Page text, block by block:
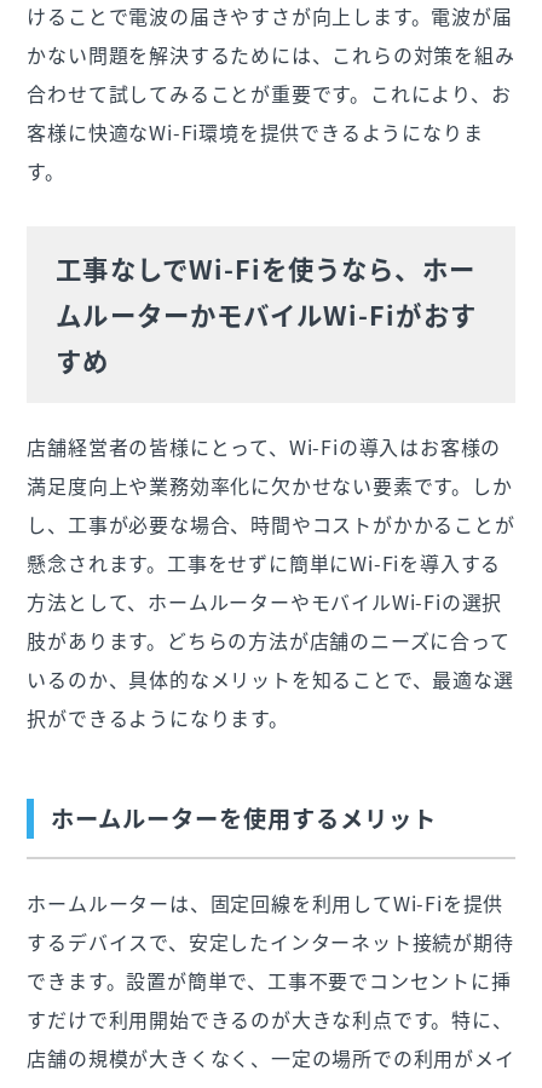
けることで電波の届きやすさが向上します。電波が届
かない問題を解決するためには、これらの対策を組み
合わせて試してみることが重要です。これにより、お
客様に快適なWi-Fi環境を提供できるようになりま
す。
工事なしでWi-Fiを使うなら、ホー
ムルーターかモバイルWi-Fiがおす
すめ
店舗経営者の皆様にとって、Wi-Fiの導入はお客様の
満足度向上や業務効率化に欠かせない要素です。しか
し、工事が必要な場合、時間やコストがかかることが
懸念されます。工事をせずに簡単にWi-Fiを導入する
方法として、ホームルーターやモバイルWi-Fiの選択
肢があります。どちらの方法が店舗のニーズに合って
いるのか、具体的なメリットを知ることで、最適な選
択ができるようになります。
ホームルーターを使用するメリット
ホームルーターは、固定回線を利用してWi-Fiを提供
するデバイスで、安定したインターネット接続が期待
できます。設置が簡単で、工事不要でコンセントに挿
すだけで利用開始できるのが大きな利点です。特に、
店舗の規模が大きくなく、一定の場所での利用がメイ